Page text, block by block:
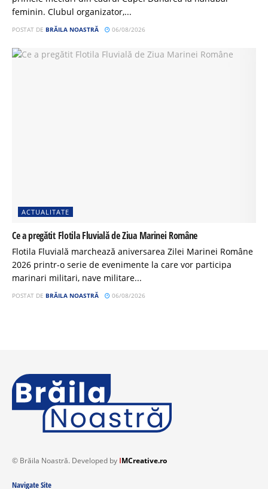
feminin. Clubul organizator,...
POSTAT DE BRĂILA NOASTRĂ 06/08/2026
ACTUALITATE
Ce a pregătit Flotila Fluvială de Ziua Marinei Române
Flotila Fluvială marchează aniversarea Zilei Marinei Române
2026 printr-o serie de evenimente la care vor participa
marinari militari, nave militare...
POSTAT DE BRĂILA NOASTRĂ 06/08/2026
© Brăila Noastră. Developed by IMCreative.ro
Navigate Site